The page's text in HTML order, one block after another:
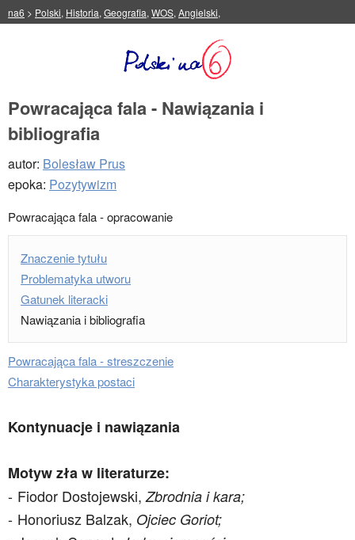
na6 > Polski, Historia, Geografia, WOS, Angielski,
Powracająca fala - Nawiązania i
bibliografia
autor: Bolesław Prus
epoka: Pozytywizm
Powracająca fala - opracowanie
Znaczenie tytułu
Problematyka utworu
Gatunek literacki
Nawiązania i bibliografia
Powracająca fala - streszczenie
Charakterystyka postaci
Kontynuacje i nawiązania
Motyw zła w literaturze:
Fiodor Dostojewski, Zbrodnia i kara;
Honoriusz Balzak, Ojciec Goriot;